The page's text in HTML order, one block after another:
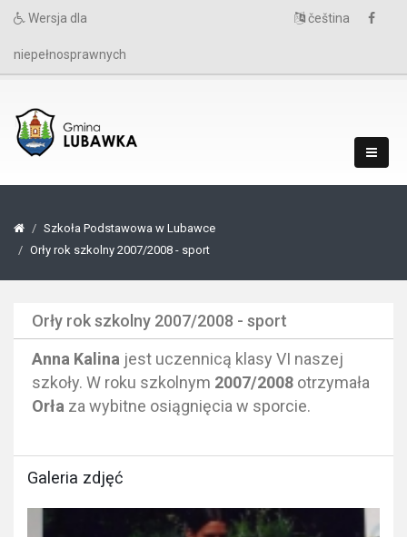
Wersja dla
niepełnosprawnych
čeština
Szkoła Podstawowa w Lubawce
Orły rok szkolny 2007/2008 - sport
Orły rok szkolny 2007/2008 - sport
Anna Kalina jest uczennicą klasy VI naszej
szkoły. W roku szkolnym 2007/2008 otrzymała
Orła za wybitne osiągnięcia w sporcie.
Galeria zdjęć